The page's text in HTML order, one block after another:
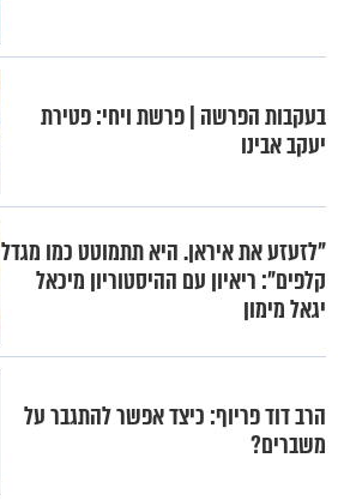
בעקבות הפרשה | פרשת ויחי: פטירת
יעקב אבינו
"לזעזע את איראן. היא תתמוטט כמו מגדל
קלפים": ריאיון עם ההיסטוריון מיכאל
יגאל מימון
הרב דוד פריוף: כיצד אפשר להתגבר על
משברים?